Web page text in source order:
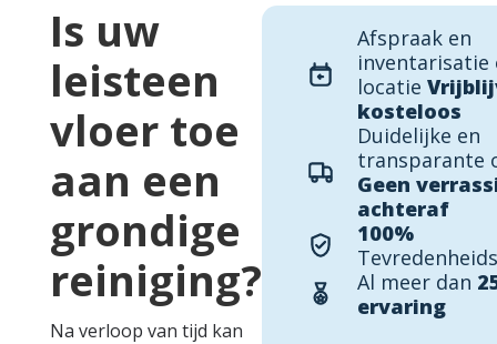
Is uw
leisteen
vloer toe
aan een
grondige
reiniging?
Na verloop van tijd kan
Afspraak en
inventarisatie
locatie
kosteloos
Duidelijke en
transparante
Geen
achteraf
100%
Al meer dan
ervaring